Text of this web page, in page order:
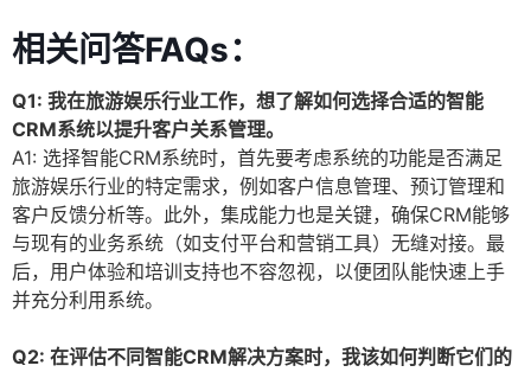
相关问答FAQs：
Q1: 我在旅游娱乐行业工作，想了解如何选择合适的智能
CRM系统以提升客户关系管理。
A1: 选择智能CRM系统时，首先要考虑系统的功能是否满足
旅游娱乐行业的特定需求，例如客户信息管理、预订管理和
客户反馈分析等。此外，集成能力也是关键，确保CRM能够
与现有的业务系统（如支付平台和营销工具）无缝对接。最
后，用户体验和培训支持也不容忽视，以便团队能快速上手
并充分利用系统。
Q2: 在评估不同智能CRM解决方案时，我该如何判断它们的